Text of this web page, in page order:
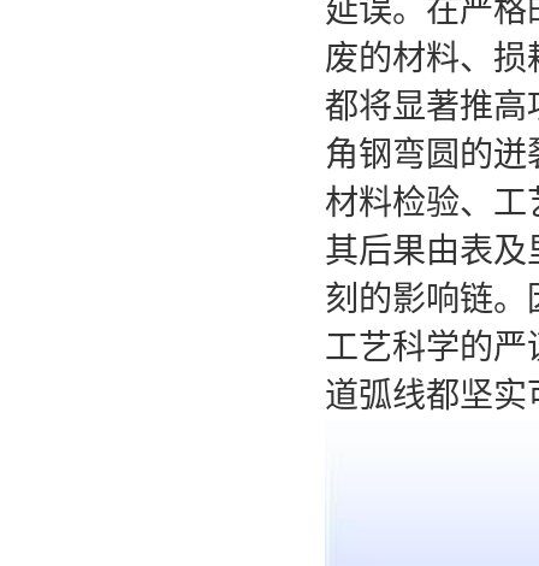
延误。在严
废的材料、
都将显著推
角钢弯圆的
材料检验、
其后果由表
刻的影响链
工艺科学的
道弧线都坚实